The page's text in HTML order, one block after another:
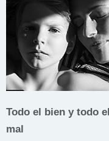
Todo el bien y todo el
mal